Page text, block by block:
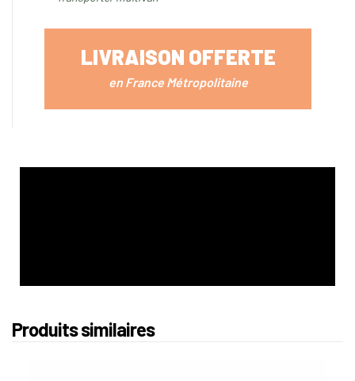
LIVRAISON OFFERTE
en France Métropolitaine
Produits similaires